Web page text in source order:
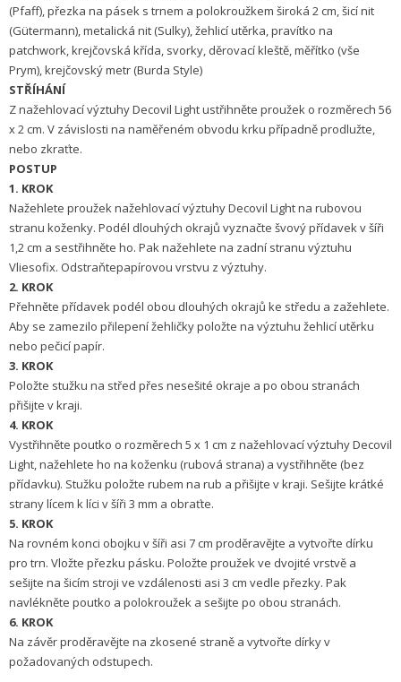
(Pfaff), přezka na pásek s trnem a polokroužkem široká 2 cm, šicí nit
(Gütermann), metalická nit (Sulky), žehlicí utěrka, pravítko na
patchwork, krejčovská křída, svorky, děrovací kleště, měřítko (vše
Prym), krejčovský metr (Burda Style)
STŘÍHÁNÍ
Z nažehlovací výztuhy Decovil Light ustřihněte proužek o rozměrech 56
x 2 cm. V závislosti na naměřeném obvodu krku případně prodlužte,
nebo zkraťte.
POSTUP
1. KROK
Nažehlete proužek nažehlovací výztuhy Decovil Light na rubovou
stranu koženky. Podél dlouhých okrajů vyznačte švový přídavek v šíři
1,2 cm a sestřihněte ho. Pak nažehlete na zadní stranu výztuhu
Vliesofix. Odstraňtepapírovou vrstvu z výztuhy.
2. KROK
Přehněte přídavek podél obou dlouhých okrajů ke středu a zažehlete.
Aby se zamezilo přilepení žehličky položte na výztuhu žehlicí utěrku
nebo pečicí papír.
3. KROK
Položte stužku na střed přes nesešité okraje a po obou stranách
přišijte v kraji.
4. KROK
Vystřihněte poutko o rozměrech 5 x 1 cm z nažehlovací výztuhy Decovil
Light, nažehlete ho na koženku (rubová strana) a vystřihněte (bez
přídavku). Stužku položte rubem na rub a přišijte v kraji. Sešijte krátké
strany lícem k líci v šíři 3 mm a obraťte.
5. KROK
Na rovném konci obojku v šíři asi 7 cm proděravějte a vytvořte dírku
pro trn. Vložte přezku pásku. Položte proužek ve dvojité vrstvě a
sešijte na šicím stroji ve vzdálenosti asi 3 cm vedle přezky. Pak
navlékněte poutko a polokroužek a sešijte po obou stranách.
6. KROK
Na závěr proděravějte na zkosené straně a vytvořte dírky v
požadovaných odstupech.